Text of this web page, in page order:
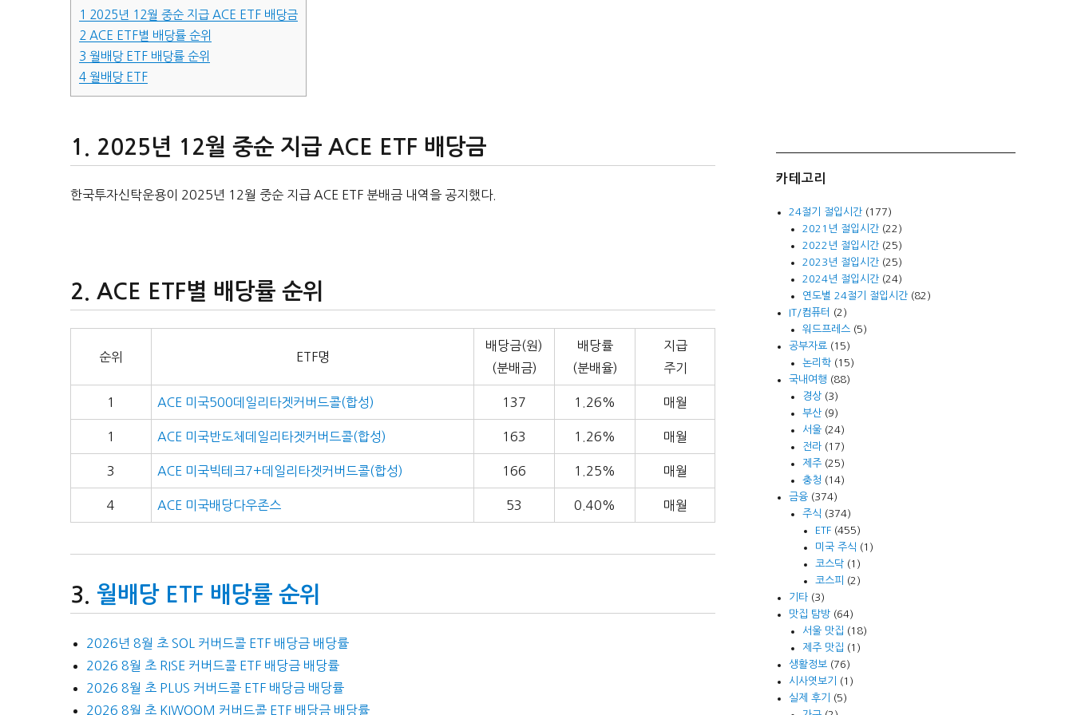
1 2025년 12월 중순 지급 ACE ETF 배당금
2 ACE ETF별 배당률 순위
3 월배당 ETF 배당률 순위
4 월배당 ETF
2025년 12월 중순 지급 ACE ETF 배당금
한국투자신탁운용이 2025년 12월 중순 지급 ACE ETF 분배금 내역을 공지했다.
ACE ETF별 배당률 순위
순위 ETF명
배당금(원)
(분배금)
배당률
(분배율)
지급
주기
1 ACE 미국500데일리타겟커버드콜(합성) 137 1.26% 매월
1 ACE 미국반도체데일리타겟커버드콜(합성) 163 1.26% 매월
3 ACE 미국빅테크7+데일리타겟커버드콜(합성) 166 1.25% 매월
4 ACE 미국배당다우존스 53 0.40% 매월
월배당 ETF 배당률 순위
2026년 8월 초 SOL 커버드콜 ETF 배당금 배당률
2026 8월 초 RISE 커버드콜 ETF 배당금 배당률
2026 8월 초 PLUS 커버드콜 ETF 배당금 배당률
2026 8월 초 KIWOOM 커버드콜 ETF 배당금 배당률
카테고리
24절기 절입시간 (177)
2021년 절입시간(22)
2022년 절입시간(25)
2023년 절입시간(25)
2024년 절입시간(24)
연도별 24절기 절입시간(82)
IT/컴퓨터
(2)
워드프레스(5)
공부자료 (15)
논리학(15)
국내여행 (88)
경상(3)
부산(9)
서울(24)
전라(17)
제주(25)
충청 (14)
금융 (374)
주식 (374)
ETF(455)
미국 주식 (1)
코스닥(1)
코스피
(2)
기타 (3)
맛집 탐방 (64)
서울 맛집 (18)
제주 맛집 (1)
생활정보 (76)
시사엿보기
(1)
실제 후기
(5)